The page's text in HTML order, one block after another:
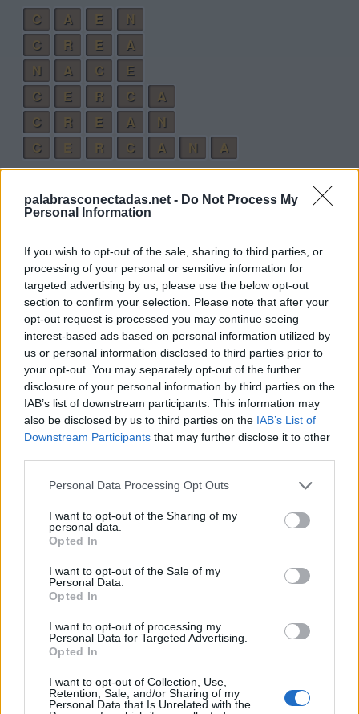
palabrasconectadas.net - Do Not Process My
Personal Information
If you wish to opt-out of the sale, sharing to third parties, or
processing of your personal or sensitive information for
targeted advertising by us, please use the below opt-out
section to confirm your selection. Please note that after your
opt-out request is processed you may continue seeing
interest-based ads based on personal information utilized by
us or personal information disclosed to third parties prior to
your opt-out. You may separately opt-out of the further
disclosure of your personal information by third parties on the
IAB’s list of downstream participants. This information may
also be disclosed by us to third parties on the IAB’s List of
Downstream Participants that may further disclose it to other
Personal Data Processing Opt Outs
I want to opt-out of the Sharing of my
personal data.
Opted In
I want to opt-out of the Sale of my
Personal Data.
Opted In
I want to opt-out of processing my
Personal Data for Targeted Advertising.
Opted In
I want to opt-out of Collection, Use,
Retention, Sale, and/or Sharing of my
Personal Data that Is Unrelated with the
C
A E
N
C
R E
A
N
A C
E
C
E R C
A
C
R E A
N
C
E R C A N
A
C
A R
A
E
C
A E
R
C
A R N
E
A
C E R C A
N
R
A N
A
C
E R
A
E
R A
N
A
R C
E
R E N
A
A C E
R
A N
E C
A
R A
BUSCAR MÁS